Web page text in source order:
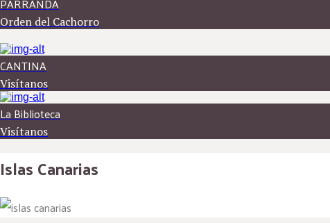
Orden del Cachorro
CANTINA
Visítanos
La Biblioteca
Visítanos
Islas Canarias